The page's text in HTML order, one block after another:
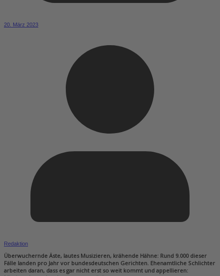
20. März 2023
Redaktion
Überwuchernde Äste, lautes Musizieren, krähende Hähne: Rund 9.000 dieser
Fälle landen pro Jahr vor bundesdeutschen Gerichten. Ehenamtliche Schlichter
arbeiten daran, dass es gar nicht erst so weit kommt und appellieren: